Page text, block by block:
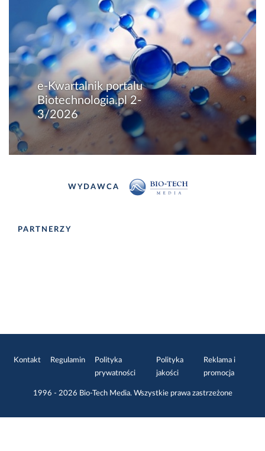
e-Kwartalnik portalu
Biotechnologia.pl 2-
3/2026
WYDAWCA
PARTNERZY
Kontakt Regulamin
Polityka
prywatności
Polityka
jakości
Reklama i
promocja
1996 - 2026 Bio-Tech Media. Wszystkie prawa zastrzeżone